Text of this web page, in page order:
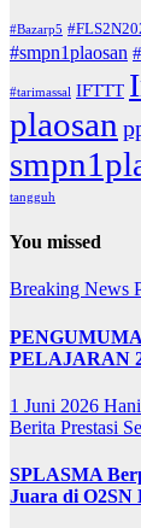
#Bazarp5
#smpn1plaosan
#tarimassal IFTTT
plaosan
tangguh
You missed
Breaking News
PELAJARAN
1 Juni 2026
Berita Prestasi
SPLASMA
Juara di O2SN